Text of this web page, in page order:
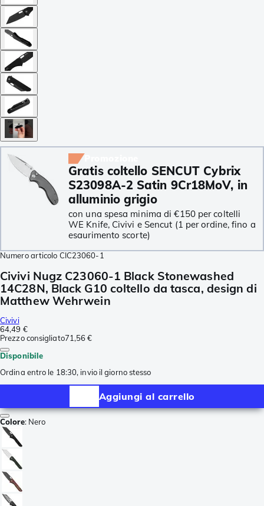
Gratis coltello SENCUT Cybrix
S23098A-2 Satin 9Cr18MoV, in
alluminio grigio
con una spesa minima di €150 per coltelli
WE Knife, Civivi e Sencut (1 per ordine, fino a
esaurimento scorte)
Numero articolo CIC23060-1
Civivi Nugz C23060-1 Black Stonewashed
14C28N, Black G10 coltello da tasca, design di
Matthew Wehrwein
Civivi
64,49 €
Prezzo consigliato71,56 €
Disponibile
Ordina entro le 18:30, invio il giorno stesso
Aggiungi al carrello
Colore: Nero